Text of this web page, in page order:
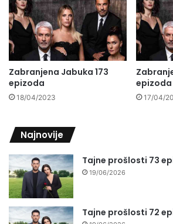
Zabranjena Jabuka 173
epizoda
18/04/2023
epizoda
17/04/
Najnovije
Tajne prošlosti 73
19/06/2026
Tajne prošlosti 72